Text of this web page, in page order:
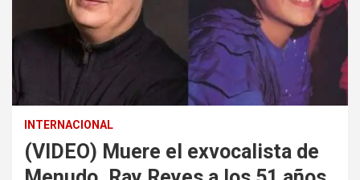
INTERNACIONAL
(VIDEO) Muere el exvocalista de